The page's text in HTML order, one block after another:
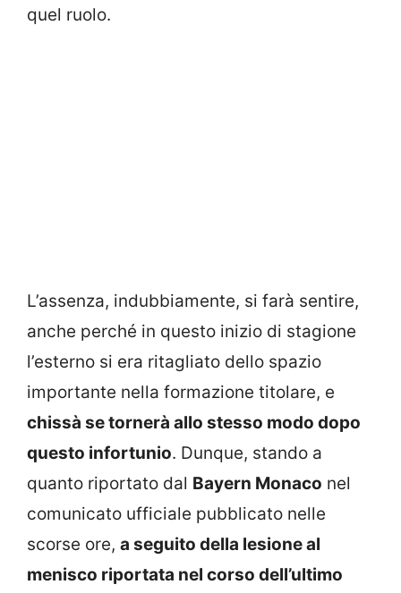
quel ruolo.
L’assenza, indubbiamente, si farà sentire,
anche perché in questo inizio di stagione
l’esterno si era ritagliato dello spazio
importante nella formazione titolare, e
chissà se tornerà allo stesso modo dopo
questo infortunio. Dunque, stando a
quanto riportato dal Bayern Monaco nel
comunicato ufficiale pubblicato nelle
scorse ore, a seguito della lesione al
menisco riportata nel corso dell’ultimo